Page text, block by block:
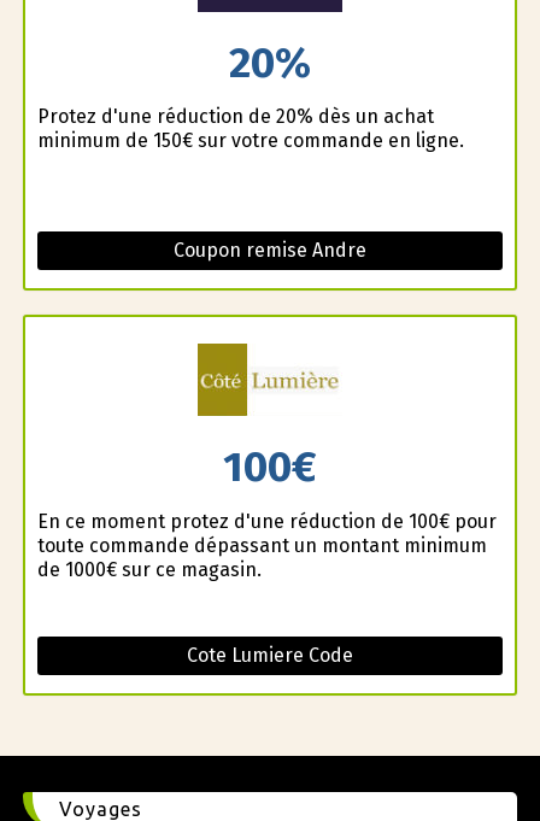
20%
Profitez d'une réduction de 20% dès un achat
minimum de 150€ sur votre commande en ligne.
Coupon remise Andre
100€
En ce moment profitez d'une réduction de 100€ pour
toute commande dépassant un montant minimum
de 1000€ sur ce magasin.
Cote Lumiere Code
Voyages